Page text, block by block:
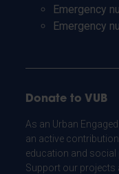
Emergency
Emergency
Donate to VUB
As an Urban
an active
education and social
Support our projects